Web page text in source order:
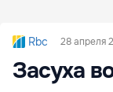
Rbc 28 апреля
Засуха